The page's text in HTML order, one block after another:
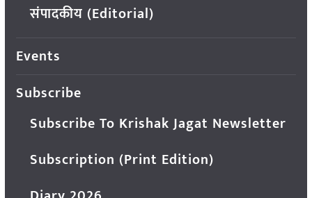
संपादकीय (Editorial)
Events
Subscribe
Subscribe To Krishak Jagat Newsletter
Subscription (Print Edition)